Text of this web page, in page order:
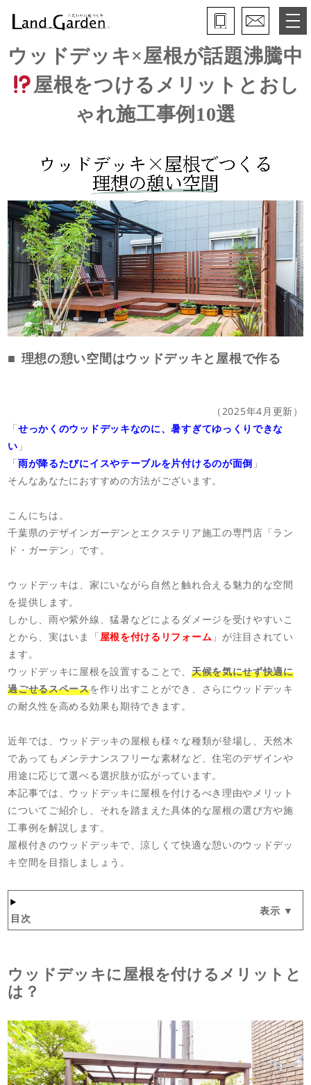
ランド・ガーデンとは
モデルガーデン
保証と約束・ご理解いただきたい事
施工の流れ
よくある質問
会社概要
店舗案内
ウッドデッキ×屋根が話題沸騰中
屋根をつけるメリットとおし
ゃれ施工事例10選
理想の憩い空間はウッドデッキと屋根で作る
（2025年4月更新）
「せっかくのウッドデッキなのに、暑すぎてゆっくりできな
い 」
「雨が降るたびにイスやテーブルを片付けるのが面倒 」
そんなあなたにおすすめの方法がございます。
こんにちは。
千葉県のデザインガーデンとエクステリア施工の専門店「ラン
ド・ガーデン」です。
ウッドデッキは、家にいながら自然と触れ合える魅力的な空間
を提供します。
しかし、雨や紫外線、猛暑などによるダメージを受けやすいこ
とから、実はいま「屋根を付けるリフォーム 」が注目されてい
ます。
ウッドデッキに屋根を設置することで、 天候を気にせず快適に
過ごせるスペースを作り出すことができ、さらにウッドデッキ
の耐久性を高める効果も期待できます。
近年では、ウッドデッキの屋根も様々な種類が登場し、天然木
であってもメンテナンスフリーな素材など、住宅のデザインや
用途に応じて選べる選択肢が広がっています。
本記事では、ウッドデッキに屋根を付けるべき理由やメリット
についてご紹介し、それを踏まえた具体的な屋根の選び方や施
工事例を解説します。
屋根付きのウッドデッキで、涼しくて快適な憩いのウッドデッ
キ空間を目指しましょう。
目次
ウッドデッキに屋根を付けるメリットと
は？